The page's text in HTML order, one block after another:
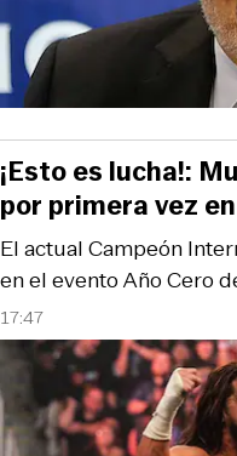
17:47
El actual Campeón
en el evento Año Cero
¡Esto es lucha!:
por primera vez